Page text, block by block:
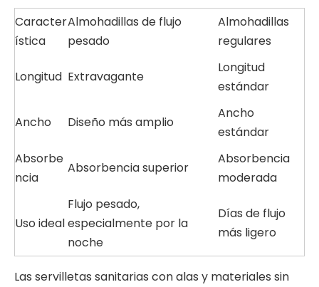
Caracter
ística
Almohadillas de flujo
pesado
Almohadillas
regulares
Longitud Extravagante
Longitud
estándar
Ancho Diseño más amplio
Ancho
estándar
Absorbe
ncia
Absorbencia superior
Absorbencia
moderada
Uso ideal
Flujo pesado,
especialmente por la
noche
Días de flujo
más ligero
Las servilletas sanitarias con alas y materiales sin